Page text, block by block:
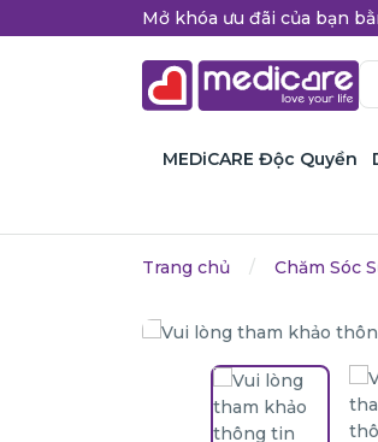
Mở khóa ưu đãi của bạn
MEDiCARE Độc Quyền
Trang chủ Chăm Sóc